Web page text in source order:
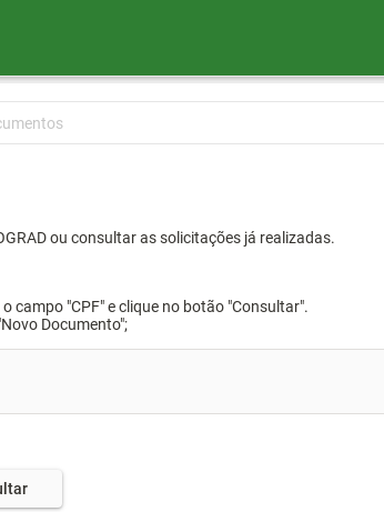
ou consultar as solicitações já realizadas.
campo "CPF" e clique no botão "Consultar".
Documento";